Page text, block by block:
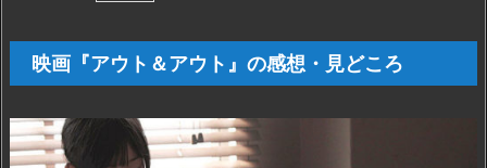
映
画
ウ
ト
映画『アウト＆アウト』の感想・見どころ